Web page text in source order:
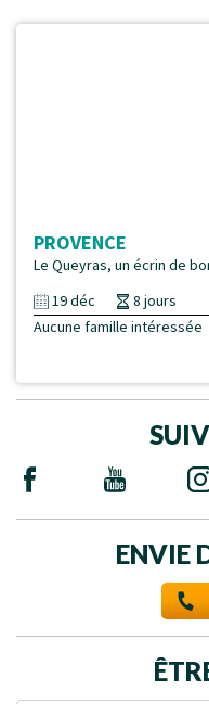
PROVENCE
Le Queyras, un écrin de
19 déc
8 jours
Aucune famille intéressée
ENVIE